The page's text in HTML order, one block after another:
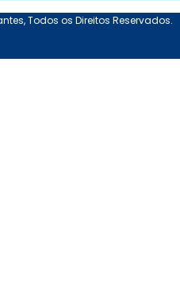
Todos os Direitos Reservados.